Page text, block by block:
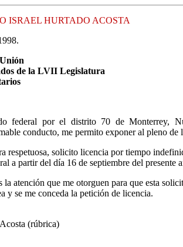
ISRAEL HURTADO ACOSTA
de la LVII Legislatura
federal por el distrito 70 de Monterrey,
conducto, me permito exponer al pleno de
respetuosa, solicito licencia por tiempo
a partir del día 16 de septiembre del presente
la atención que me otorguen para que esta
y se me conceda la petición de licencia.
(rúbrica)